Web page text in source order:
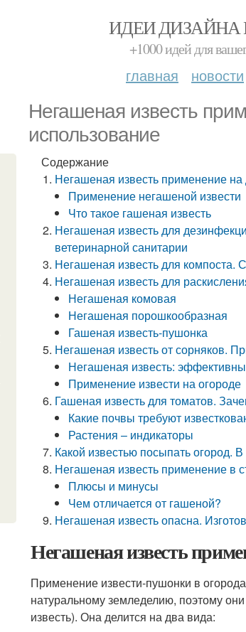
ИДЕИ ДИЗАЙНА
+1000 идей для
главная новости
Негашеная известь
использование
Содержание
Негашеная известь применение
Применение негашеной извести
Что такое гашеная известь
Негашеная известь для
ветеринарной санитарии
Негашеная известь для
Негашеная известь для
Негашеная комовая
Негашеная порошкообразная
Гашеная известь-пушонка
Негашеная известь от сорняков.
Негашеная известь:
Применение извести на огороде
Гашеная известь для томатов.
Какие почвы требуют
Растения – индикаторы
Какой известью посыпать огород.
Негашеная известь применение в
Плюсы и минусы
Чем отличается от гашеной?
Негашеная известь опасна.
Негашеная известь
Применение извести-пушонки в
натуральному земледелию, поэтому
известь). Она делится на два вида: